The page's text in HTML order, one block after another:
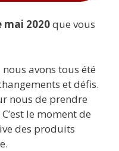
2020que vous
avons tous été
et défis.
nous de prendre
le moment de
des produits